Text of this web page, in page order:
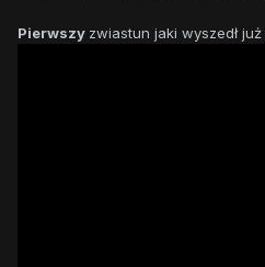
Pierwszy zwiastun jaki wyszedł